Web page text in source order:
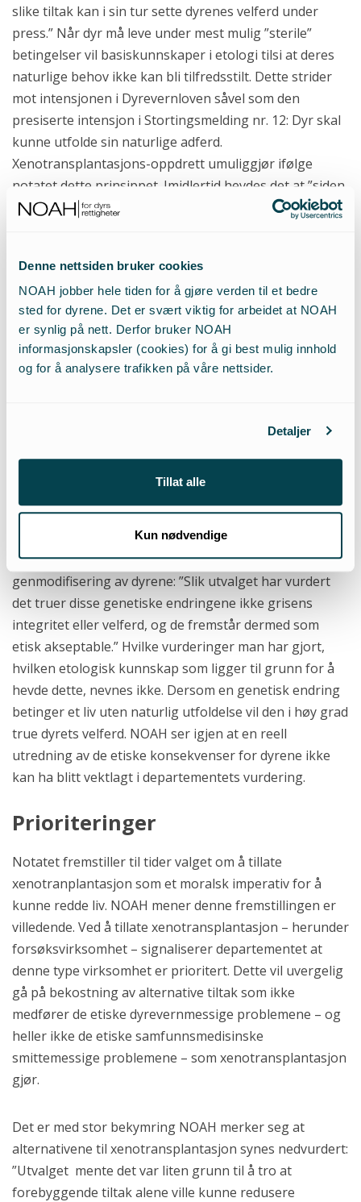
Denne nettsiden bruker cookies
NOAH jobber hele tiden for å gjøre verden til et bedre
sted for dyrene. Det er svært viktig for arbeidet at NOAH
er synlig på nett. Derfor bruker NOAH
informasjonskapsler (cookies) for å gi best mulig innhold
og for å analysere trafikken på våre nettsider.
Detaljer
Tillat alle
Kun nødvendige
slike tiltak kan i sin tur sette dyrenes velferd under
press.” Når dyr må leve under mest mulig ”sterile”
betingelser vil basiskunnskaper i etologi tilsi at deres
naturlige behov ikke kan bli tilfredsstilt. Dette strider
mot intensjonen i Dyrevernloven såvel som den
presiserte intensjon i Stortingsmelding nr. 12: Dyr skal
kunne utfolde sin naturlige adferd.
Xenotransplantasjons-oppdrett umuliggjør ifølge
notatet dette prinsippet. Imidlertid hevdes det at ”siden
dyrenes kvalitet som kildedyr krever at de trives og
man istedenfor en etologisk drøfting av problemene
tilknytet oppdretten, avfeier disse med at forholdene
”sannsynligvis vil være gode”. Grunnlaget for
konklusjonen er også feilaktig, da ”friske” organer i
unge dyr på ingen måte er noen garanti for at deres
intensjon om at dyr har krav på å kunne utfolde
naturlig adferd.
NOAH ser også at notatet unngår en reell drøfting av
genmodifisering av dyrene: ”Slik utvalget har vurdert
det truer disse genetiske endringene ikke grisens
integritet eller velferd, og de fremstår dermed som
etisk akseptable.” Hvilke vurderinger man har gjort,
hvilken etologisk kunnskap som ligger til grunn for å
hevde dette, nevnes ikke. Dersom en genetisk endring
betinger et liv uten naturlig utfoldelse vil den i høy grad
true dyrets velferd. NOAH ser igjen at en reell
utredning av de etiske konsekvenser for dyrene ikke
kan ha blitt vektlagt i departementets vurdering.
Prioriteringer
Notatet fremstiller til tider valget om å tillate
xenotranplantasjon som et moralsk imperativ for å
kunne redde liv. NOAH mener denne fremstillingen er
villedende. Ved å tillate xenotransplantasjon – herunder
forsøksvirksomhet – signaliserer departementet at
denne type virksomhet er prioritert. Dette vil uvergelig
gå på bekostning av alternative tiltak som ikke
medfører de etiske dyrevernmessige problemene – og
heller ikke de etiske samfunnsmedisinske
smittemessige problemene – som xenotransplantasjon
gjør.
Det er med stor bekymring NOAH merker seg at
alternativene til xenotransplantasjon synes nedvurdert:
”Utvalget mente det var liten grunn til å tro at
forebyggende tiltak alene ville kunne redusere